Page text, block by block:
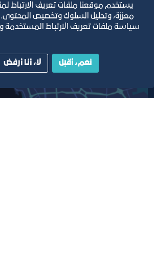
يستخدم موقعنا ملفات تعريف الارتباط
معززة، وتحليل السلوك وتخصيص المحتوى.
سياسة ملفات تعريف الارتباط المستخدمة
نعم، أقبل لا، أنا أرفض